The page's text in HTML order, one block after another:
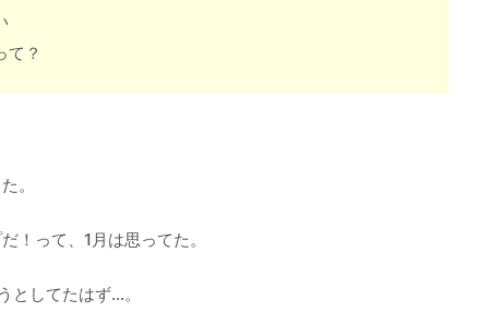
て？
。
！って、1月は思ってた。
としてたはず…。